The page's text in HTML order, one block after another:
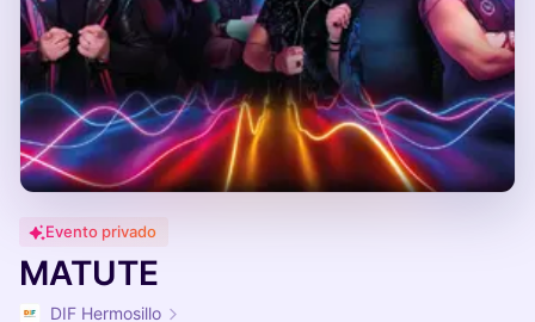
Evento privado
MATUTE
DIF Hermosillo